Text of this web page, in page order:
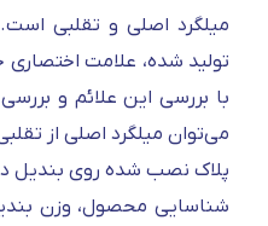
میلگرد اصلی و تقلبی
تولید شده، علامت
با بررسی این علائم و
می‌توان میلگرد اصلی از
پلاک نصب شده روی بندیل
شناسایی محصول، وزن